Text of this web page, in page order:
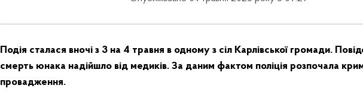
Подія сталася вночі з 3 на 4 травня в одному з сіл Карлівської громади.
смерть юнака надійшло від медиків. За даним фактом поліція розпочала
провадження.